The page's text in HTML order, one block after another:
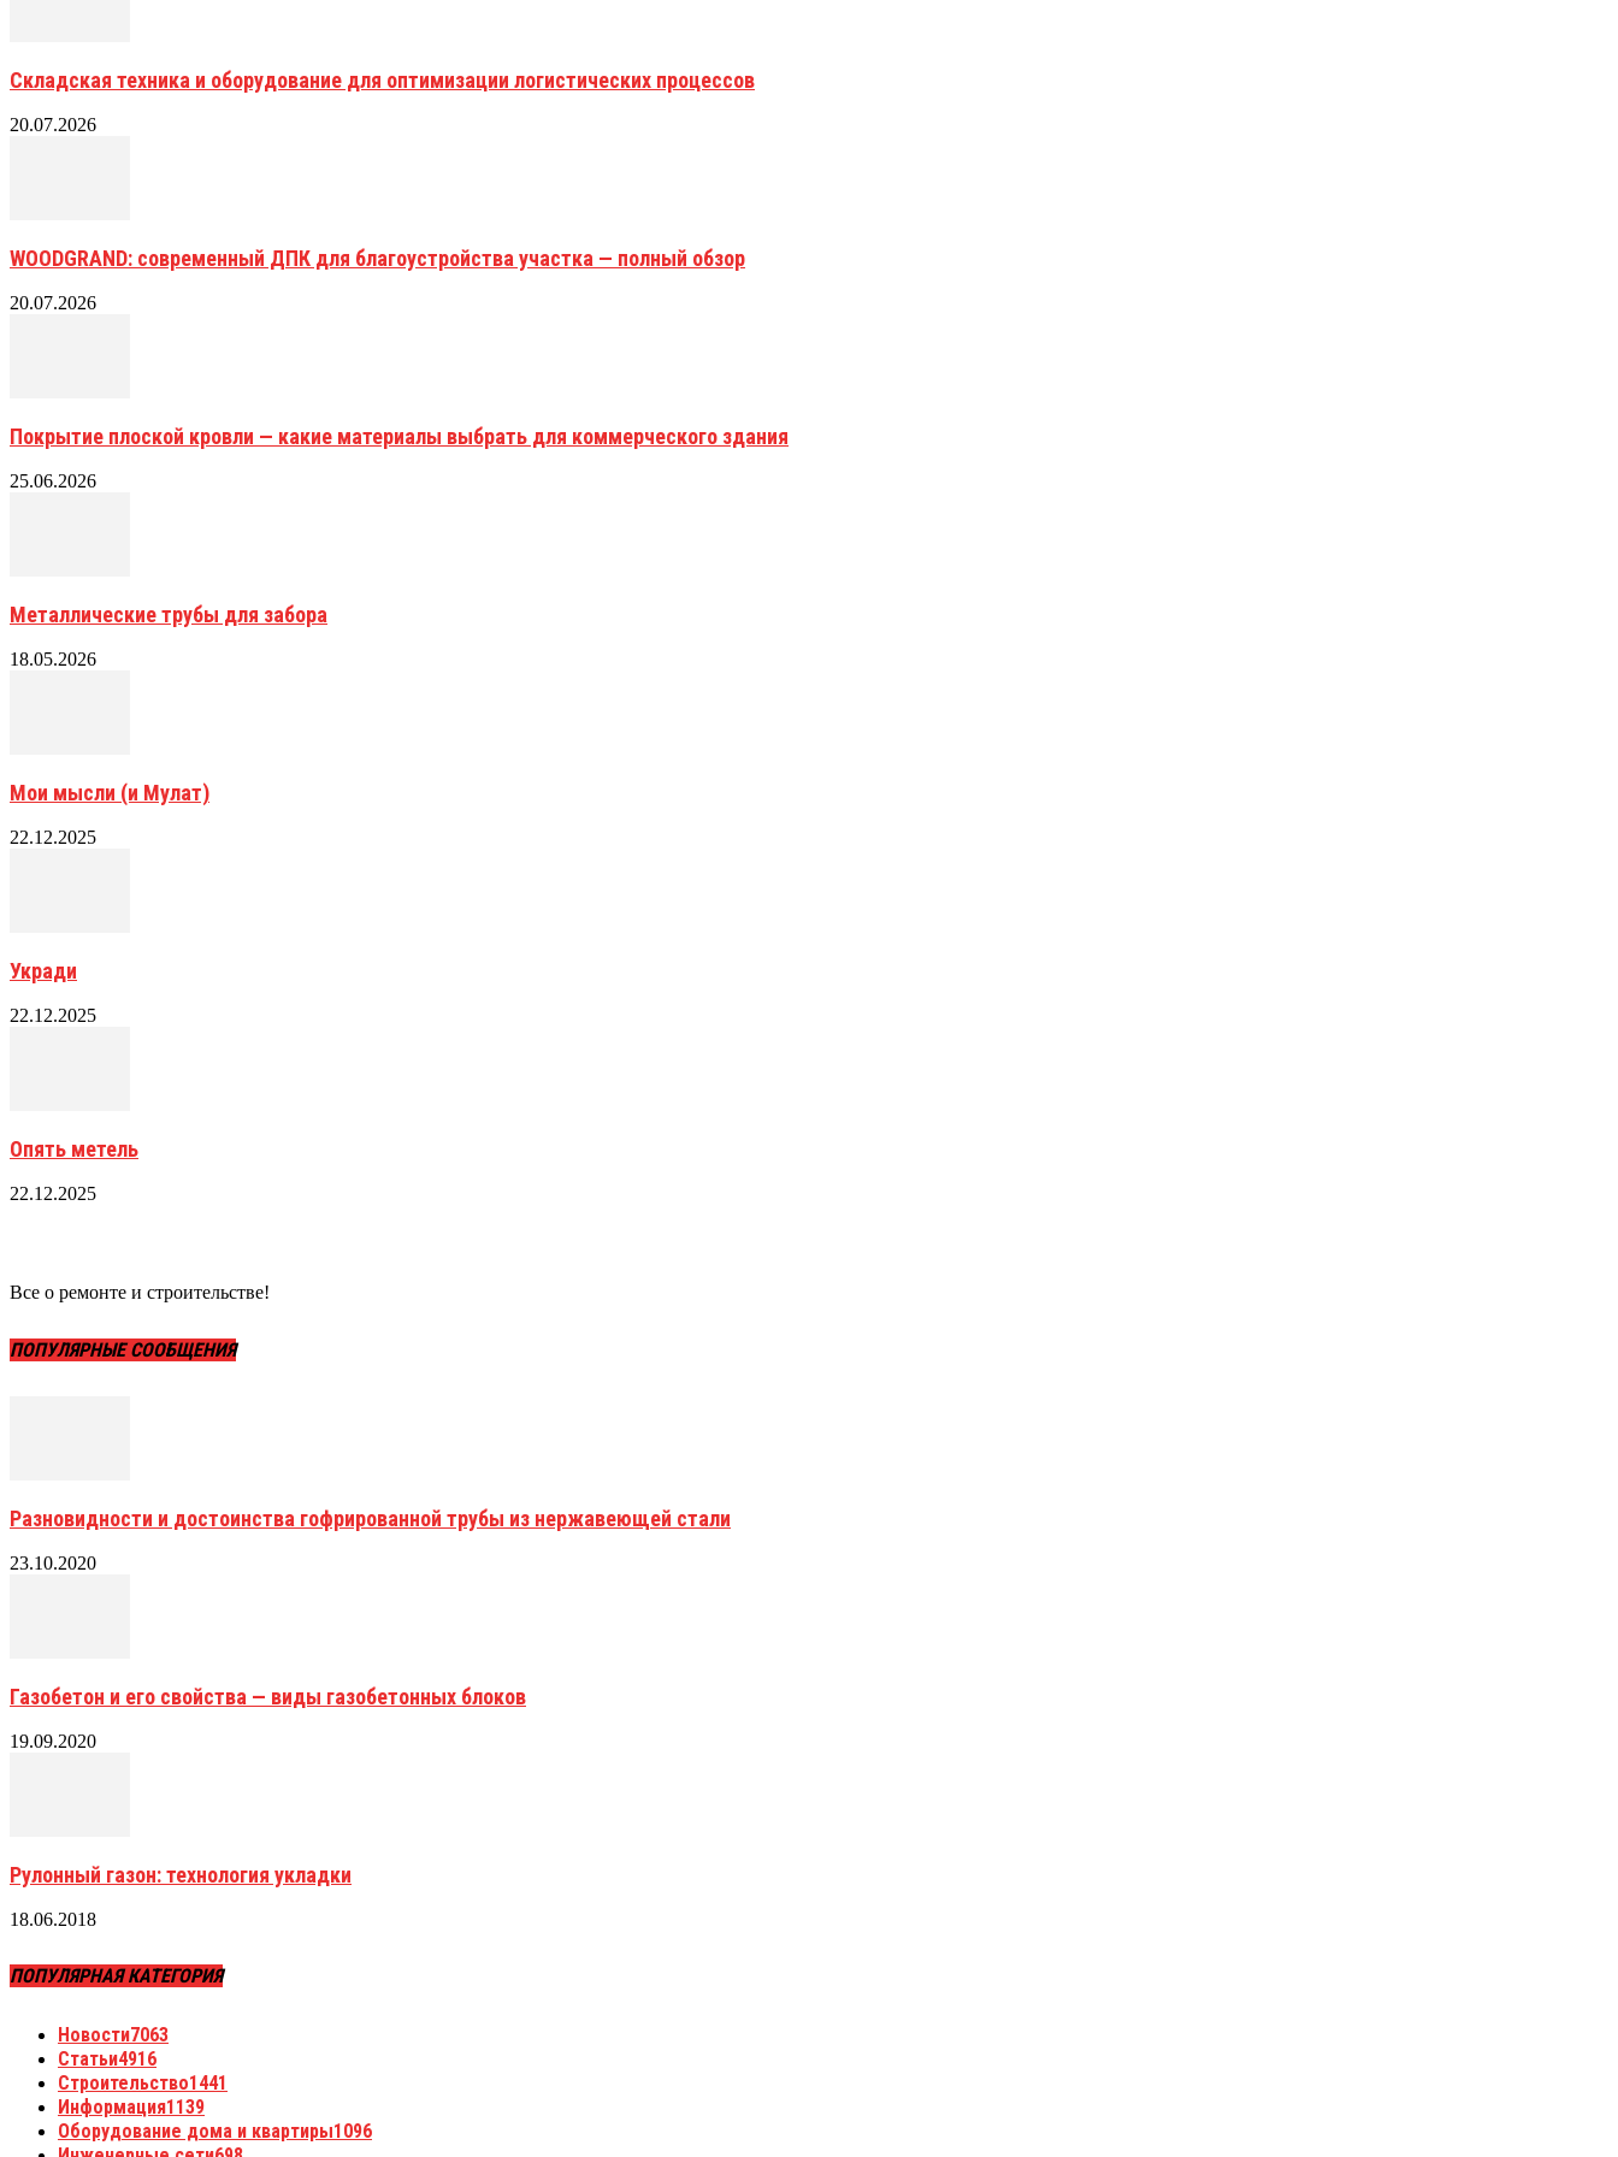
Складская техника и оборудование для оптимизации логистических процессов
20.07.2026
WOODGRAND: современный ДПК для благоустройства участка — полный обзор
20.07.2026
Покрытие плоской кровли — какие материалы выбрать для коммерческого здания
25.06.2026
Металлические трубы для забора
18.05.2026
Мои мысли (и Мулат)
22.12.2025
Укради
22.12.2025
Опять метель
22.12.2025
Все о ремонте и строительстве!
ПОПУЛЯРНЫЕ СООБЩЕНИЯ
Разновидности и достоинства гофрированной трубы из нержавеющей стали
23.10.2020
Газобетон и его свойства — виды газобетонных блоков
19.09.2020
Рулонный газон: технология укладки
18.06.2018
ПОПУЛЯРНАЯ КАТЕГОРИЯ
Новости7063
Статьи4916
Строительство1441
Информация1139
Оборудование дома и квартиры1096